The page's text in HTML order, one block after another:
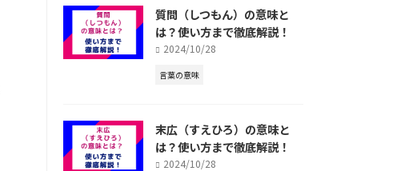
質問（しつもん）の意味と
は？使い方まで徹底解説！
2024/10/28
言葉の意味
末広（すえひろ）の意味と
は？使い方まで徹底解説！
2024/10/28